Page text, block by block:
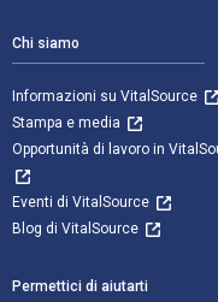
Chi siamo
Informazioni su VitalSource
Stampa e media
Opportunità di lavoro in
Eventi di VitalSource
Blog di VitalSource
Permettici di aiutarti